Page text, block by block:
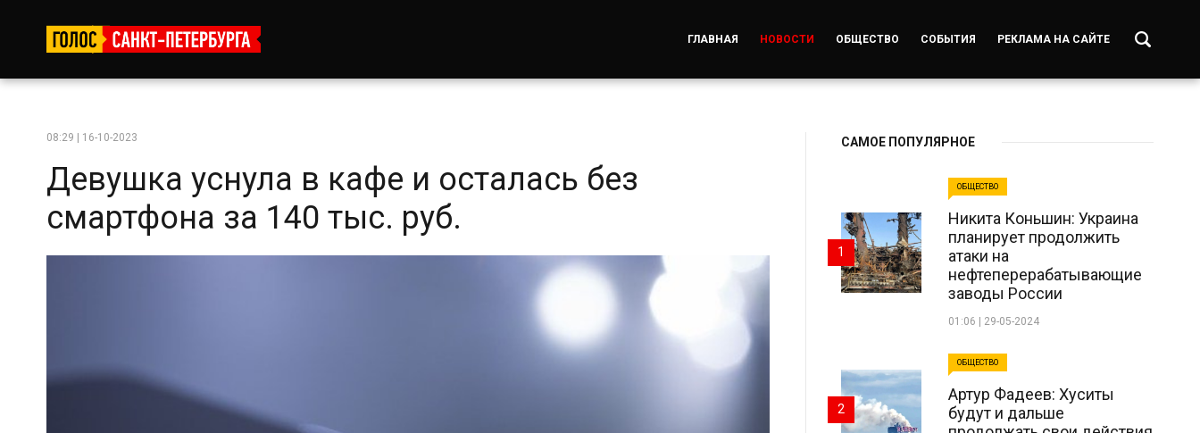
ГЛАВНАЯ НОВОСТИ ОБЩЕСТВО СОБЫТИЯ РЕКЛАМА НА САЙТЕ
08:29 | 16-10-2023
Девушка уснула в кафе и осталась без
смартфона за 140 тыс. руб.
САМОЕ ПОПУЛЯРНОЕ
ОБЩЕСТВО
Никита Коньшин: Украина
планирует продолжить
атаки на
нефтеперерабатывающие
заводы России
01:06 | 29-05-2024
1
ОБЩЕСТВО
Артур Фадеев: Хуситы
будут и дальше
2